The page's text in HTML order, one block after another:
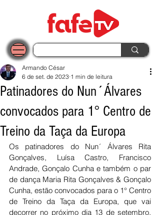
Patinadores do Nun´Álvares
convocados para 1° Centro de
Treino da Taça da Europa
Armando César
6 de set. de 2023 1 min de leitura
Os patinadores do Nun´ Álvares Rita
Gonçalves, Luísa Castro, Francisco
Andrade, Gonçalo Cunha e também o par
de dança Maria Rita Gonçalves & Gonçalo
Cunha, estão convocados para o 1° Centro
de Treino da Taça da Europa, que vai
decorrer no próximo dia 13 de setembro,